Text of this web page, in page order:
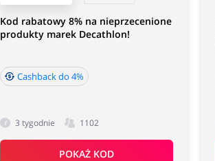
Kod rabatowy 8% na nieprzecenione
produkty marek Decathlon!
Cashback do 4%
3 tygodnie 1102
POKAŻ KOD